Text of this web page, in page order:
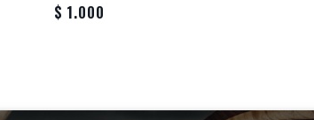
$ 1.000